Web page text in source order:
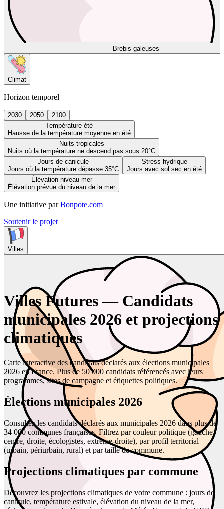
Brebis galeuses
Climat
Horizon temporel
2030 2050
2100
Température été
Hausse de la température moyenne en été
Nuits tropicales
Nuits où la température ne descend pas sous 20°C
Jours de canicule
Jours où la température dépasse 35°C
Stress hydrique
Jours avec sol sec en été
Élévation niveau mer
Élévation prévue du niveau de la mer
Une initiative par Bonpote.com
Soutenir le projet
Villes
Villes Futures — Candidats
municipales 2026 et projections
climatiques
Carte interactive des candidats déclarés aux élections municipales
2026 en France. Plus de 50 000 candidats référencés avec leurs
programmes, sites de campagne et étiquettes politiques.
Élections municipales 2026
Consultez les candidats déclarés aux municipales 2026 dans plus de
34 000 communes françaises. Filtrez par couleur politique (gauche,
centre, droite, écologistes, extrême-droite), par profil territorial
(urbain, périurbain, rural) et par taille de commune.
Projections climatiques par commune
Découvrez les projections climatiques de votre commune : jours de
canicule, température estivale, élévation du niveau de la mer,